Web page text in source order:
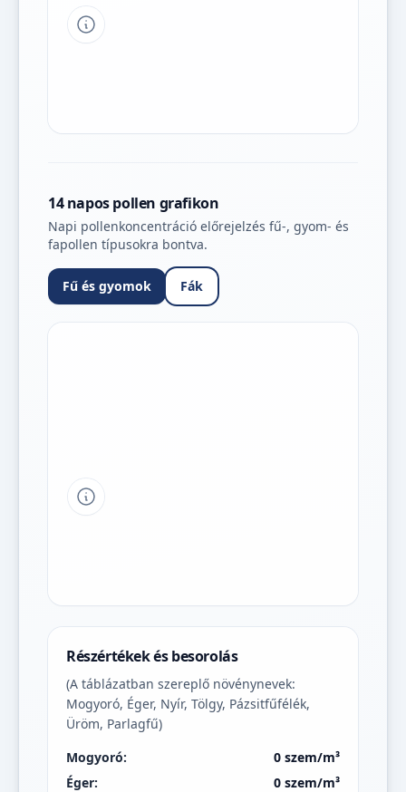
Tipp a grafikon jelmagyarázatához
14 napos pollen grafikon
Napi pollenkoncentráció előrejelzés fű-, gyom- és
fapollen típusokra bontva.
Fű és gyomok Fák
Tipp a grafikon jelmagyarázatához
Részértékek és besorolás
(A táblázatban szereplő növénynevek:
Mogyoró, Éger, Nyír, Tölgy, Pázsitfűfélék,
Üröm, Parlagfű)
Mogyoró:
0 szem/m³
Éger:
0 szem/m³